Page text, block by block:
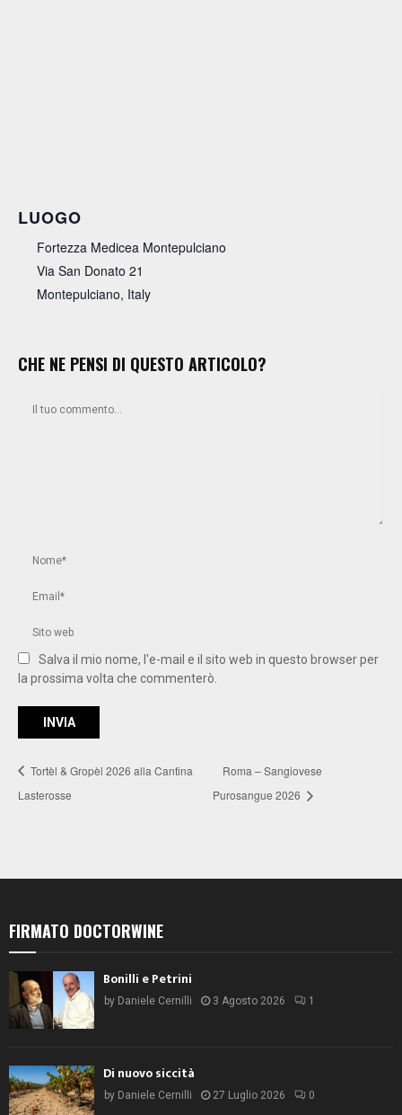
LUOGO
Fortezza Medicea Montepulciano
Via San Donato 21
Montepulciano, Italy
CHE NE PENSI DI QUESTO ARTICOLO?
Salva il mio nome, l'e-mail e il sito web in questo browser per
la prossima volta che commenterò.
Tortèl & Gropèl 2026 alla Cantina
Lasterosse
Roma – Sangiovese
Purosangue 2026
FIRMATO DOCTORWINE
Bonilli e Petrini
by Daniele Cernilli 3 Agosto 2026 1
Di nuovo siccità
by Daniele Cernilli 27 Luglio 2026 0